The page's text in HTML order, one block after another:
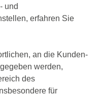
und
erfahren Sie
an die Kunden-
werden,
des
für